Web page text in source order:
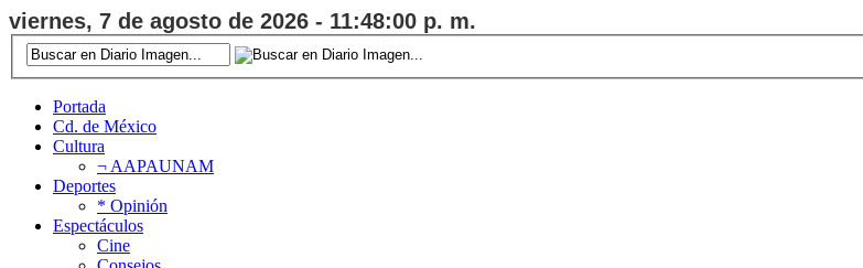
viernes, 7 de agosto de 2026 - 11:48:01 p. m.
Portada
Cd. de México
Cultura
¬ AAPAUNAM
Deportes
* Opinión
Espectáculos
Cine